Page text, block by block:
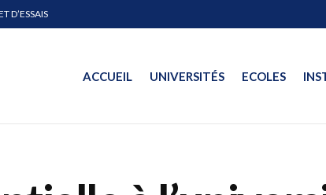
D’ESSAIS
ACCUEIL UNIVERSITÉS ECOLES